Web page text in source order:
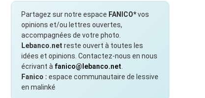
Partagez sur notre espace FANICO*vos
opinions et/ou lettres ouvertes,
accompagnées de votre photo.
Lebanco.net reste ouvert à toutes les
idées et opinions. Contactez-nous en nous
écrivant à fanico@lebanco.net
Fanico : espace communautaire de lessive
en malinké